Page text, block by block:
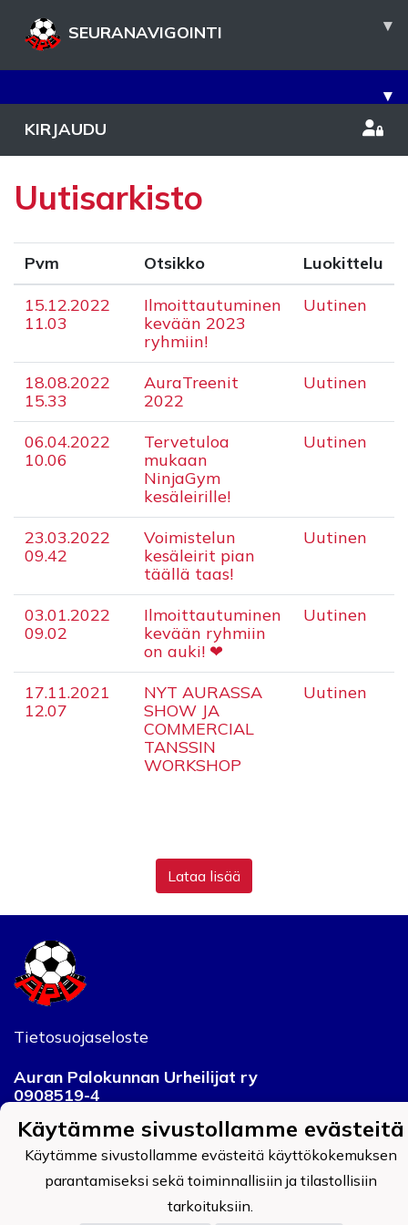
SEURANAVIGOINTI ▾
▾
KIRJAUDU
Uutisarkisto
Pvm Otsikko
Luokittelu
15.12.2022
11.03
Ilmoittautuminen
kevään 2023
ryhmiin!
Uutinen
18.08.2022
15.33
AuraTreenit
2022
Uutinen
06.04.2022
10.06
Tervetuloa
mukaan
NinjaGym
kesäleirille!
Uutinen
23.03.2022
09.42
Voimistelun
kesäleirit pian
täällä taas!
Uutinen
03.01.2022
09.02
​Ilmoittautuminen
kevään ryhmiin
on auki! ❤
Uutinen
17.11.2021
12.07
NYT AURASSA
SHOW JA
COMMERCIAL
TANSSIN
WORKSHOP
Uutinen
Lataa lisää
Tietosuojaseloste
Auran Palokunnan Urheilijat ry
0908519-4
Käytämme sivustollamme evästeitä
Käytämme sivustollamme evästeitä käyttökokemuksen
parantamiseksi sekä toiminnallisiin ja tilastollisiin
tarkoituksiin.